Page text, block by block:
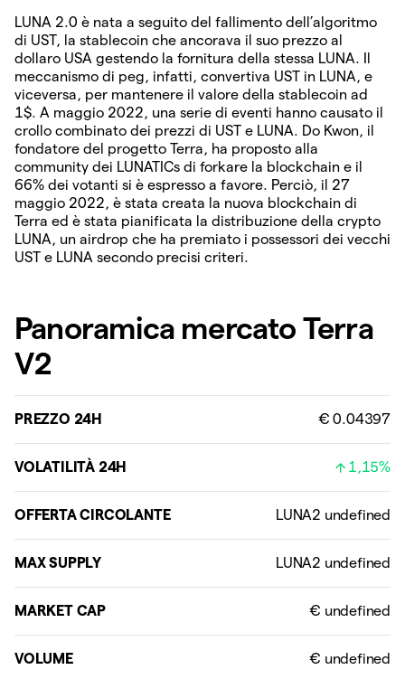
LUNA 2.0 è nata a seguito del fallimento dell’algoritmo
di UST, la stablecoin che ancorava il suo prezzo al
dollaro USA gestendo la fornitura della stessa LUNA. Il
meccanismo di peg, infatti, convertiva UST in LUNA, e
viceversa, per mantenere il valore della stablecoin ad
1$. A maggio 2022, una serie di eventi hanno causato il
crollo combinato dei prezzi di UST e LUNA. Do Kwon, il
fondatore del progetto Terra, ha proposto alla
community dei LUNATICs di forkare la blockchain e il
66% dei votanti si è espresso a favore. Perciò, il 27
maggio 2022, è stata creata la nuova blockchain di
Terra ed è stata pianificata la distribuzione della crypto
LUNA, un airdrop che ha premiato i possessori dei vecchi
UST e LUNA secondo precisi criteri.
Panoramica mercato Terra
V2
PREZZO 24H € 0.04397
VOLATILITÀ 24H 1,15%
OFFERTA CIRCOLANTE
MAX SUPPLY
MARKET CAP
VOLUME